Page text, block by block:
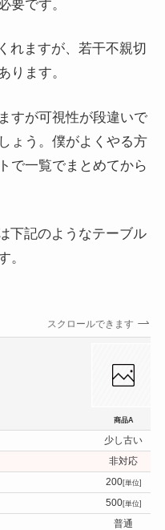
要です。
れますが、若干不親切
ります。
すが可視性が段違いで
ょう。僕がよくやる方
で一覧でまとめてから
下記のようなテーブル
。
スクロールできます
商品A
少し古い
非対応
200[単位]
500[単位]
普通